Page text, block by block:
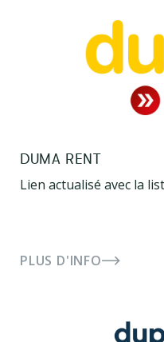
DUMA RENT
Lien actualisé avec la
PLUS D'INFO